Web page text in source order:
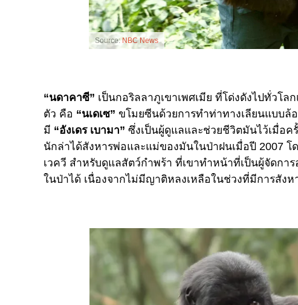
Source:NBC News
“นดาคาซี” เป็นกอริลลาภูเขาเพศเมีย ที่โด่งดังไปทั่วโ
ตัว คือ “นเดเซ” ขโมยซีนด้วยการทำท่าทางเลียนแบบล้
มี “อังเดร เบามา” ซึ่งเป็นผู้ดูแลและช่วยชีวิตมันไว้เมื่อค
นักล่าได้สังหารพ่อและแม่ของมันในป่าฝนเมื่อปี 2007
เวควี สำหรับดูแลสัตว์กำพร้า ที่เขาทำหน้าที่เป็นผู้จัดกา
ในป่าได้ เนื่องจากไม่มีญาติหลงเหลือในช่วงที่มีการสัง